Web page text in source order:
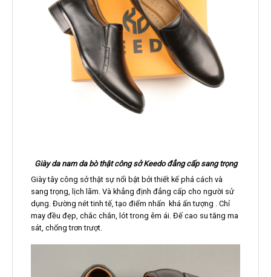
Giày da nam da bò thật công sở Keedo đẳng cấp sang trọng
Giày tây công sở thật sự nổi bật bởi thiết kế phá cách và
sang trọng, lịch lãm. Và khẳng định đẳng cấp cho người sử
dụng. Đường nét tinh tế, tạo điểm nhấn khá ấn tượng . Chỉ
may đều đẹp, chắc chắn, lót trong êm ái. Đế cao su tăng ma
sát, chống trơn trượt.